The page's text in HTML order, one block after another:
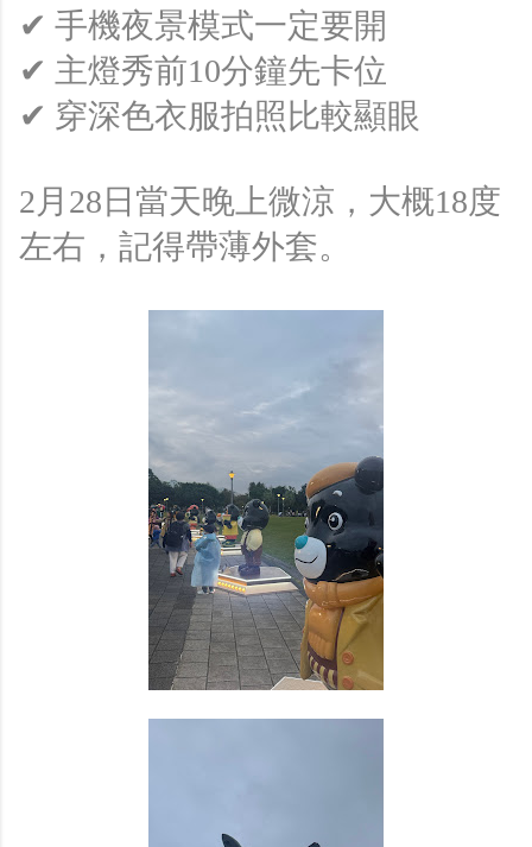
✔ 手機夜景模式一定要開
✔ 主燈秀前10分鐘先卡位
✔ 穿深色衣服拍照比較顯眼
2月28日當天晚上微涼，大概18度
左右，記得帶薄外套。